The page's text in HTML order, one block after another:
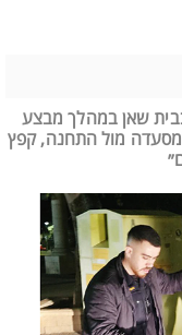
שאן במהלך מבצע
מול התחנה, קפץ